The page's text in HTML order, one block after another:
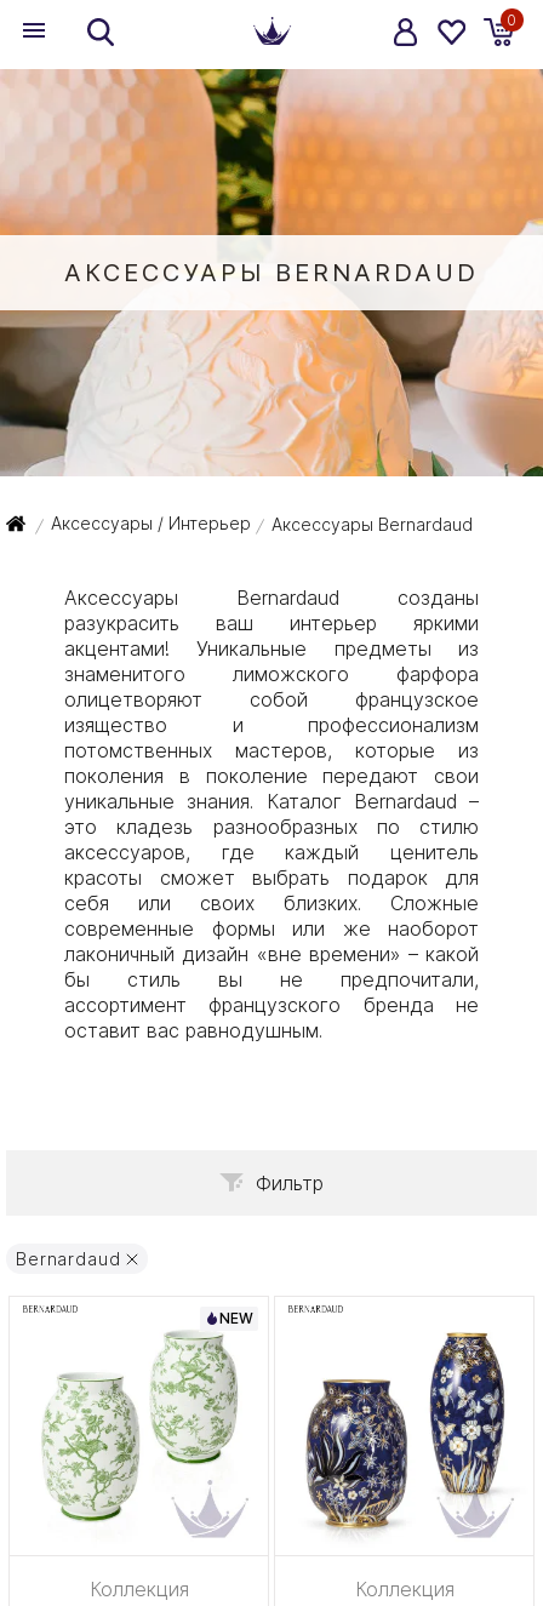
0
АКСЕССУАРЫ BERNARDAUD
/ Аксессуары / Интерьер / Аксессуары Bernardaud
Аксессуары Bernardaud созданы
разукрасить ваш интерьер яркими
акцентами! Уникальные предметы из
знаменитого лиможского фарфора
олицетворяют собой французское
изящество и профессионализм
потомственных мастеров, которые из
поколения в поколение передают свои
уникальные знания. Каталог Bernardaud –
это кладезь разнообразных по стилю
аксессуаров, где каждый ценитель
красоты сможет выбрать подарок для
себя или своих близких. Сложные
современные формы или же наоборот
лаконичный дизайн «вне времени» – какой
бы стиль вы не предпочитали,
ассортимент французского бренда не
оставит вас равнодушным.
Фильтр
Bernardaud
NEW
Коллекция Коллекция